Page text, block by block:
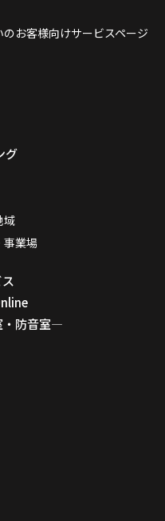
お客様向けサービスページ
グ
域
事業場
・防音室―